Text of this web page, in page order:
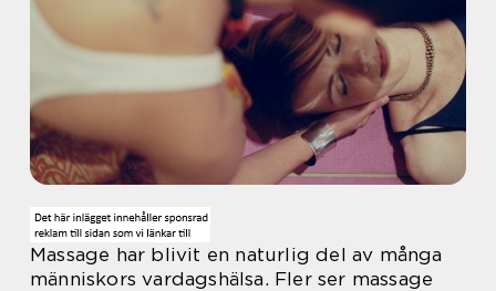
Massage har blivit en naturlig del av många
människors vardagshälsa. Fler ser massage